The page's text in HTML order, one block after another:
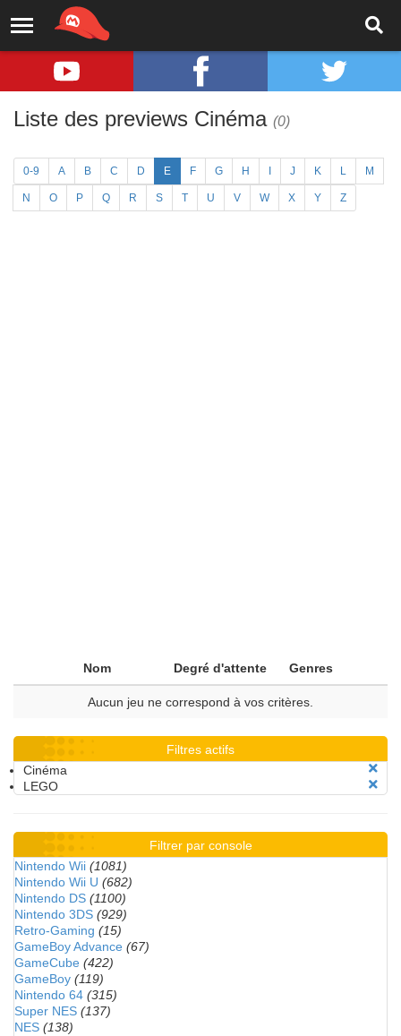
Liste des previews Cinéma (0)
0-9 A B C D E F G H J K L M
N O P Q R S T U V W X Y Z
Nom Degré d'attente Genres
Aucun jeu ne correspond à vos critères.
Filtres actifs
Cinéma
LEGO
Filtrer par console
Nintendo Wii (1081)
Nintendo Wii U (682)
Nintendo DS (1100)
Nintendo 3DS (929)
Retro-Gaming (15)
GameBoy Advance (67)
GameCube (422)
GameBoy (119)
Nintendo 64 (315)
Super NES (137)
NES (138)